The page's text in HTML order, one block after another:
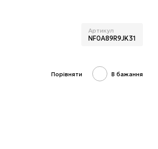
Артикул
NF0A89R9JK31
Порівняти В бажання